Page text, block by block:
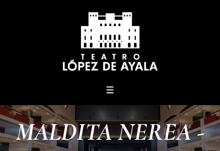
MALDITA NEREA -